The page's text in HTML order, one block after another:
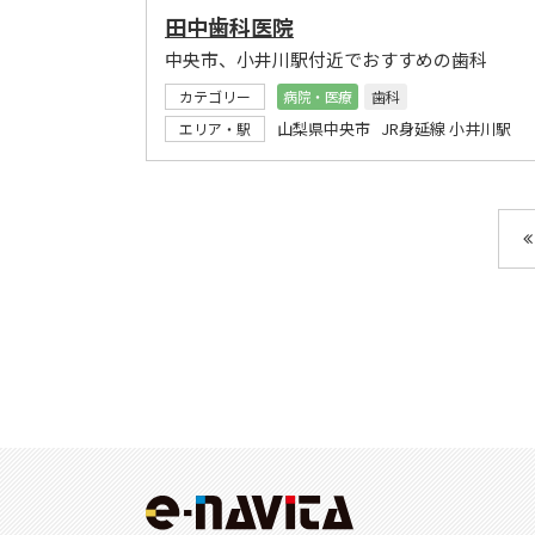
田中歯科医院
中央市、小井川駅付近でおすすめの歯科
カテゴリー 病院・医療
歯科
エリア・駅
山梨県中央市 JR身延線 小井川駅